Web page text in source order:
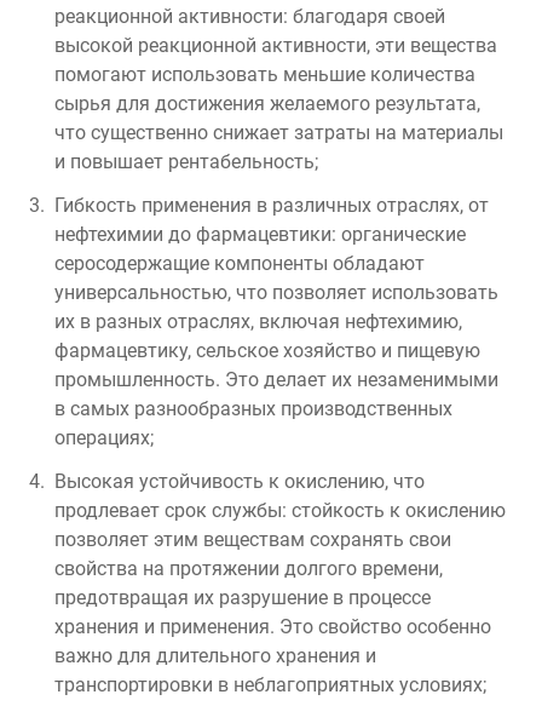
реакционной активности: благодаря своей
высокой реакционной активности, эти вещества
помогают использовать меньшие количества
сырья для достижения желаемого результата,
что существенно снижает затраты на материалы
и повышает рентабельность;
Гибкость применения в различных отраслях, от
нефтехимии до фармацевтики: органические
серосодержащие компоненты обладают
универсальностью, что позволяет использовать
их в разных отраслях, включая нефтехимию,
фармацевтику, сельское хозяйство и пищевую
промышленность. Это делает их незаменимыми
в самых разнообразных производственных
операциях;
Высокая устойчивость к окислению, что
продлевает срок службы: стойкость к окислению
позволяет этим веществам сохранять свои
свойства на протяжении долгого времени,
предотвращая их разрушение в процессе
хранения и применения. Это свойство особенно
важно для длительного хранения и
транспортировки в неблагоприятных условиях;